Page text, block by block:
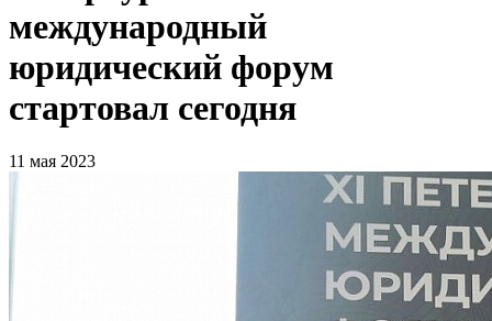
международный
юридический форум
стартовал сегодня
11 мая 2023